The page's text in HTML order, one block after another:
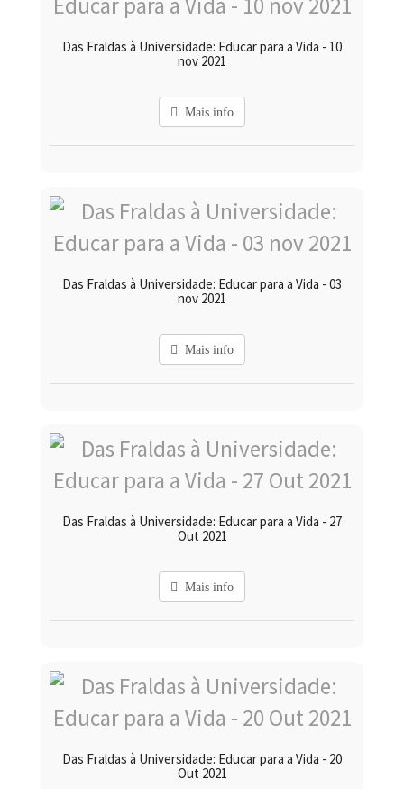
Das Fraldas à Universidade: Educar para a Vida - 10
nov 2021
Mais info
Das Fraldas à Universidade: Educar para a Vida - 03
nov 2021
Mais info
Das Fraldas à Universidade: Educar para a Vida - 27
Out 2021
Mais info
Das Fraldas à Universidade: Educar para a Vida - 20
Out 2021